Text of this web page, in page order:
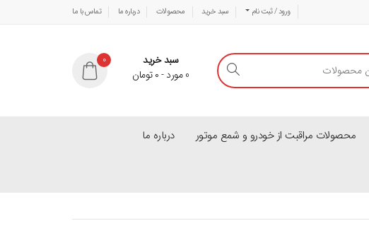
ورود / ثبت نام سبد خرید محصولات درباره ما تماس با ما
0
سبد خرید
0مورد-۰ تومان
محصولات مراقبت از خودرو و شمع موتور درباره ما